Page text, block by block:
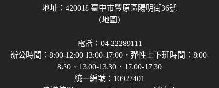
地址：420018 臺中市豐原區陽明街36號
（地圖）
電話：04-22289111
辦公時間：8:00-12:00 13:00-17:00，彈性上下班時間：8:00-
8:30、13:00-13:30、17:00-17:30
統一編號：10927401